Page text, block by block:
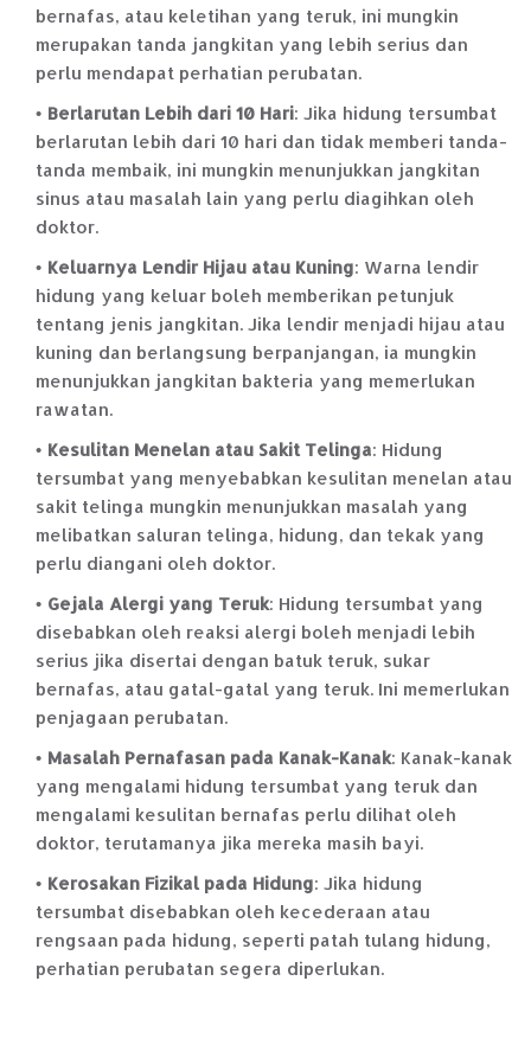
bernafas, atau keletihan yang teruk, ini mungkin
merupakan tanda jangkitan yang lebih serius dan
perlu mendapat perhatian perubatan.
Berlarutan Lebih dari 10 Hari: Jika hidung tersumbat
berlarutan lebih dari 10 hari dan tidak memberi tanda-
tanda membaik, ini mungkin menunjukkan jangkitan
sinus atau masalah lain yang perlu diagihkan oleh
doktor.
Keluarnya Lendir Hijau atau Kuning: Warna lendir
hidung yang keluar boleh memberikan petunjuk
tentang jenis jangkitan. Jika lendir menjadi hijau atau
kuning dan berlangsung berpanjangan, ia mungkin
menunjukkan jangkitan bakteria yang memerlukan
rawatan.
Kesulitan Menelan atau Sakit Telinga: Hidung
tersumbat yang menyebabkan kesulitan menelan atau
sakit telinga mungkin menunjukkan masalah yang
melibatkan saluran telinga, hidung, dan tekak yang
perlu diangani oleh doktor.
Gejala Alergi yang Teruk: Hidung tersumbat yang
disebabkan oleh reaksi alergi boleh menjadi lebih
serius jika disertai dengan batuk teruk, sukar
bernafas, atau gatal-gatal yang teruk. Ini memerlukan
penjagaan perubatan.
Masalah Pernafasan pada Kanak-Kanak: Kanak-kanak
yang mengalami hidung tersumbat yang teruk dan
mengalami kesulitan bernafas perlu dilihat oleh
doktor, terutamanya jika mereka masih bayi.
Kerosakan Fizikal pada Hidung: Jika hidung
tersumbat disebabkan oleh kecederaan atau
rengsaan pada hidung, seperti patah tulang hidung,
perhatian perubatan segera diperlukan.